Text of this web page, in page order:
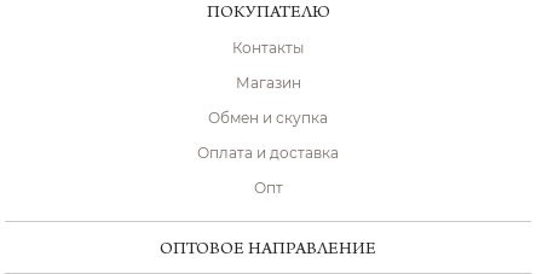
ПОКУПАТЕЛЮ
Контакты
Магазин
Обмен и скупка
Оплата и доставка
Опт
ОПТОВОЕ НАПРАВЛЕНИЕ